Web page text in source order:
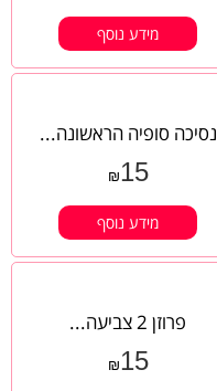
מידע נוסף
נסיכה סופיה הראשונה...
₪15
מידע נוסף
פרוזן 2 צביעה...
₪15